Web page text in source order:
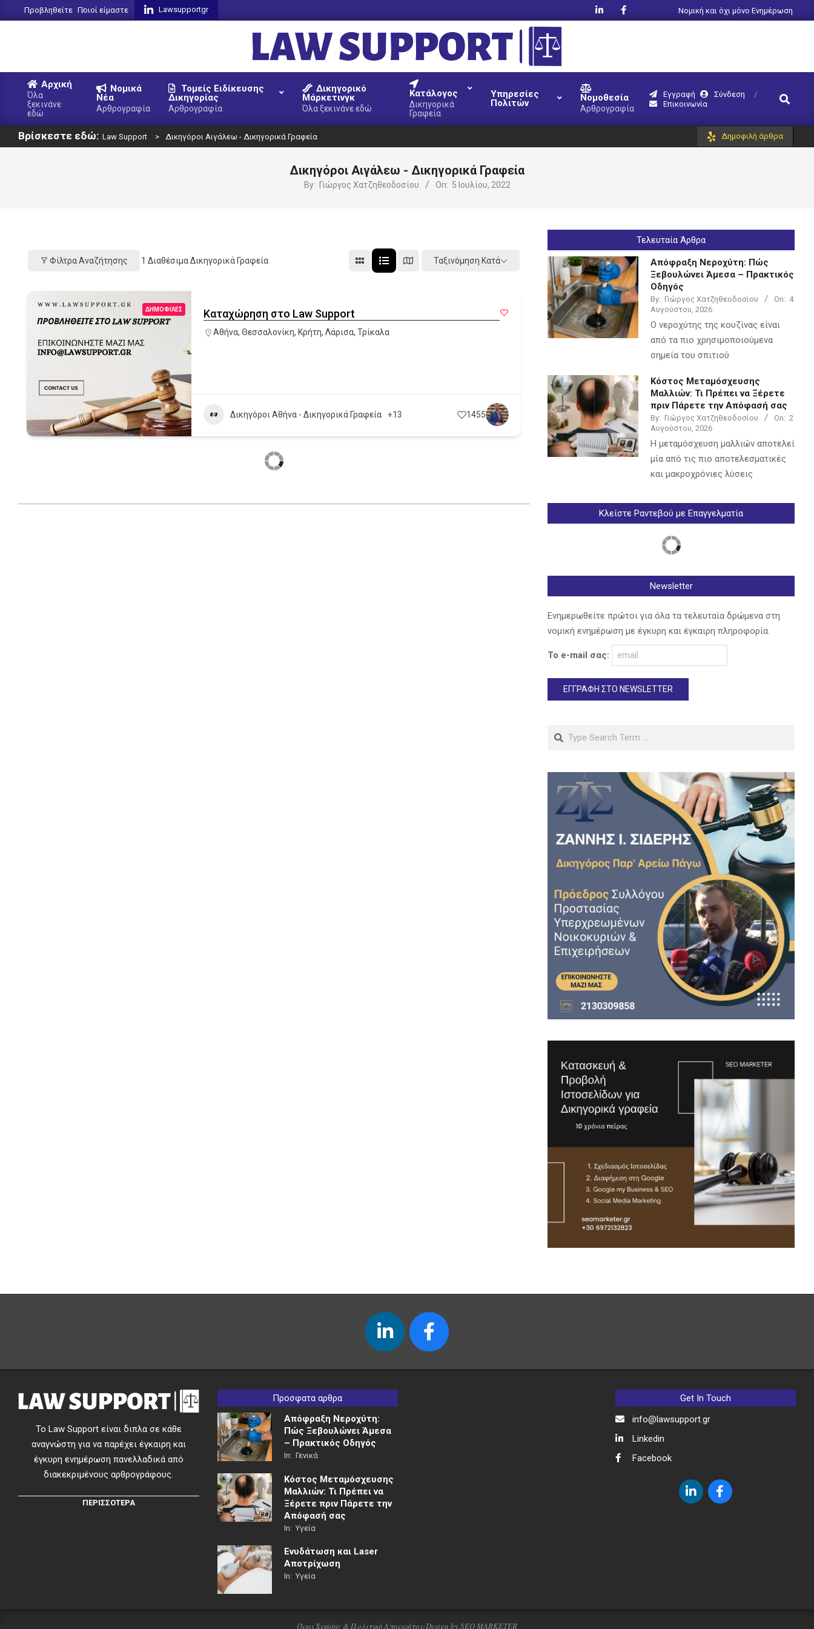
to
Προβληθείτε Ποιοί είμαστε Lawsupportgr Νομική και όχι μόνο Ενημέρωση
LAW
SUPPORT
Primary
Menu
Αρχική
Όλα
ξεκινάνε
εδώ
Νομικά
Νέα
Αρθρογραφία
Τομείς Ειδίκευσης
Δικηγορίας
Αρθρογραφία
Δικηγορικό
Μάρκετινγκ
Όλα ξεκινάνε εδώ
Κατάλογος
Δικηγορικά
Γραφεία
Υπηρεσίες
Πολιτών
Νομοθεσία
Αρθρογραφία
Εγγραφή
Σύνδεση
Επικοινωνία
Search
Βρίσκεστε εδώ: Law Support > Δικηγόροι Αιγάλεω - Δικηγορικά Γραφεία Δημοφιλή άρθρα
Δικηγόροι Αιγάλεω - Δικηγορικά Γραφεία
By: Γιώργος Χατζηθεοδοσίου On: 5 Ιουλίου, 2022
Φίλτρα Αναζήτησης 1 Διαθέσιμα Δικηγορικά Γραφεία Ταξινόμηση Κατά
ΔΗΜΟΦΙΛΈΣ Καταχώρηση στο Law Support
Αθήνα, Θεσσαλονίκη, Κρήτη, Λάρισα, Τρίκαλα
Δικηγόροι Αθήνα - Δικηγορικά Γραφεία +13 1455
Τελευταία Άρθρα
Απόφραξη Νεροχύτη: Πώς
Ξεβουλώνει Άμεσα – Πρακτικός
Οδηγός
By: Γιώργος Χατζηθεοδοσίου On: 4
Αυγούστου, 2026
Ο νεροχύτης της κουζίνας είναι
από τα πιο χρησιμοποιούμενα
σημεία του σπιτιού
Κόστος Μεταμόσχευσης
Μαλλιών: Τι Πρέπει να Ξέρετε
πριν Πάρετε την Απόφασή σας
By: Γιώργος Χατζηθεοδοσίου On: 2
Αυγούστου, 2026
Η μεταμόσχευση μαλλιών αποτελεί
μία από τις πιο αποτελεσματικές
και μακροχρόνιες λύσεις
Κλείστε Ραντεβού με Επαγγελματία
Newsletter
Ενημερωθείτε πρώτοι για όλα τα τελευταία δρώμενα στη
νομική ενημέρωση με έγκυρη και έγκαιρη πληροφορία.
Το e-mail σας:
Search
Το Law Support είναι διπλα σε κάθε
αναγνώστη για να παρέχει έγκαιρη και
έγκυρη ενημέρωση πανελλαδικά από
διακεκριμένους αρθρογράφους.
ΠΕΡΙΣΣΟΤΕΡΑ
Προσφατα αρθρα
Απόφραξη Νεροχύτη:
Πώς Ξεβουλώνει Άμεσα
– Πρακτικός Οδηγός
In: Γενικά
Κόστος Μεταμόσχευσης
Μαλλιών: Τι Πρέπει να
Ξέρετε πριν Πάρετε την
Απόφασή σας
In: Υγεία
Ενυδάτωση και Laser
Αποτρίχωση
In: Υγεία
Get In Touch
info@lawsupport.gr
Linkedin
Facebook
Όροι Χρήσης & Πολιτική ΑπορρήτουDesign bySEO MARKETER